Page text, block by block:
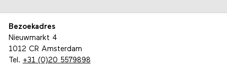
Bezoekadres
Nieuwmarkt 4
1012 CR Amsterdam
Tel. +31 (0)20 5579898